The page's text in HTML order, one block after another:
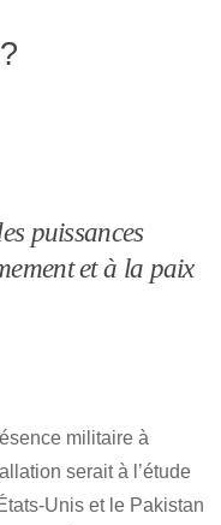
puissances
et à la paix
militaire à
serait à l’étude
Unis et le Pakistan